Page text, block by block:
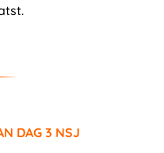
DAG 3 NSJ